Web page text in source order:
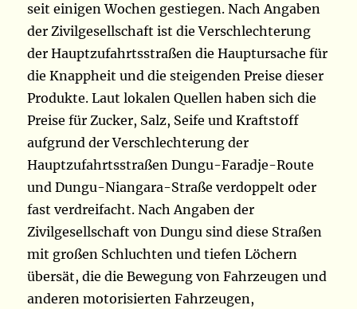
seit einigen Wochen gestiegen. Nach Angaben
der Zivilgesellschaft ist die Verschlechterung
der Hauptzufahrtsstraßen die Hauptursache für
die Knappheit und die steigenden Preise dieser
Produkte. Laut lokalen Quellen haben sich die
Preise für Zucker, Salz, Seife und Kraftstoff
aufgrund der Verschlechterung der
Hauptzufahrtsstraßen Dungu-Faradje-Route
und Dungu-Niangara-Straße verdoppelt oder
fast verdreifacht. Nach Angaben der
Zivilgesellschaft von Dungu sind diese Straßen
mit großen Schluchten und tiefen Löchern
übersät, die die Bewegung von Fahrzeugen und
anderen motorisierten Fahrzeugen,